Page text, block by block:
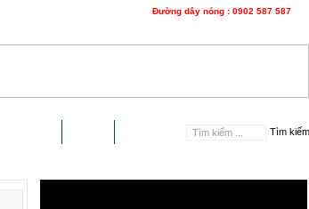
Đường dây nóng : 0902 587 587